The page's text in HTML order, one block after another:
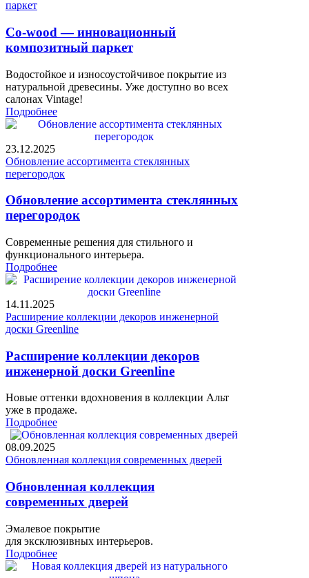
паркет
Co-wood — инновационный
композитный паркет
Водостойкое и износоустойчивое покрытие из
натуральной древесины. Уже доступно во всех
салонах Vintage!
Подробнее
23.12.2025
Обновление ассортимента стеклянных
перегородок
Обновление ассортимента стеклянных
перегородок
Современные решения для стильного и
функционального интерьера.
Подробнее
14.11.2025
Расширение коллекции декоров инженерной
доски Greenline
Расширение коллекции декоров
инженерной доски Greenline
Новые оттенки вдохновения в коллекции Альт
уже в продаже.
Подробнее
08.09.2025
Обновленная коллекция современных дверей
Обновленная коллекция
современных дверей
Эмалевое покрытие
для эксклюзивных интерьеров.
Подробнее